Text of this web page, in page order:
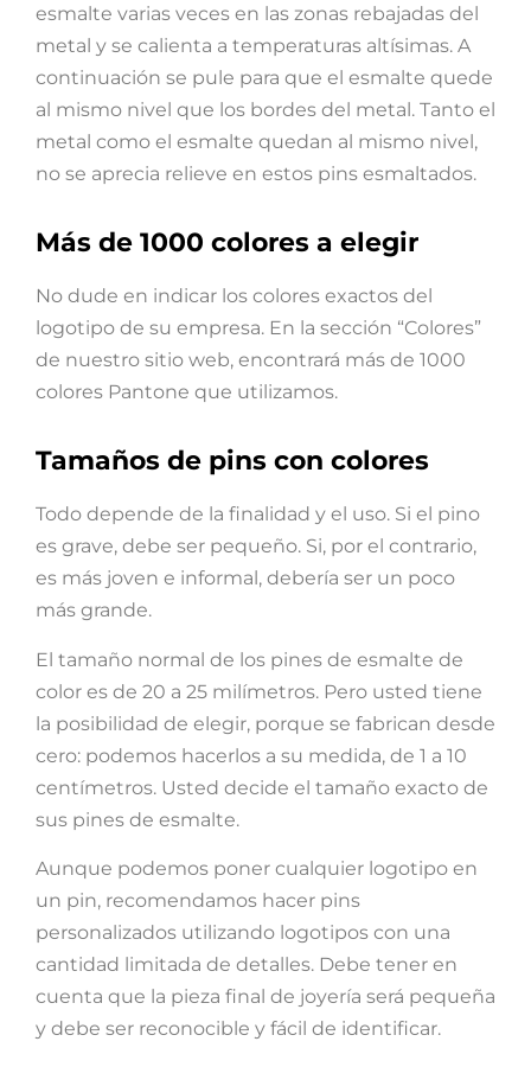
esmalte varias veces en las zonas rebajadas del
metal y se calienta a temperaturas altísimas. A
continuación se pule para que el esmalte quede
al mismo nivel que los bordes del metal. Tanto el
metal como el esmalte quedan al mismo nivel,
no se aprecia relieve en estos pins esmaltados.
Más de 1000 colores a elegir
No dude en indicar los colores exactos del
logotipo de su empresa. En la sección “Colores”
de nuestro sitio web, encontrará más de 1000
colores Pantone que utilizamos.
Tamaños de pins con colores
Todo depende de la finalidad y el uso. Si el pino
es grave, debe ser pequeño. Si, por el contrario,
es más joven e informal, debería ser un poco
más grande.
El tamaño normal de los pines de esmalte de
color es de 20 a 25 milímetros. Pero usted tiene
la posibilidad de elegir, porque se fabrican desde
cero: podemos hacerlos a su medida, de 1 a 10
centímetros. Usted decide el tamaño exacto de
sus pines de esmalte.
Aunque podemos poner cualquier logotipo en
un pin, recomendamos hacer pins
personalizados utilizando logotipos con una
cantidad limitada de detalles. Debe tener en
cuenta que la pieza final de joyería será pequeña
y debe ser reconocible y fácil de identificar.